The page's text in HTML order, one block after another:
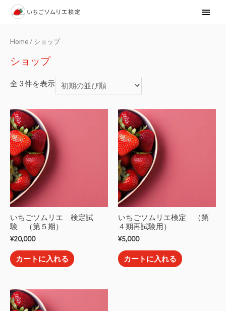
メ
Home/ ショップ
ショップ
全 3 件を表示
いちごソムリエ 検定試
験 （第５期）
¥20,000
カートに入れる
いちごソムリエ検定 （第
４期再試験用）
¥5,000
カートに入れる